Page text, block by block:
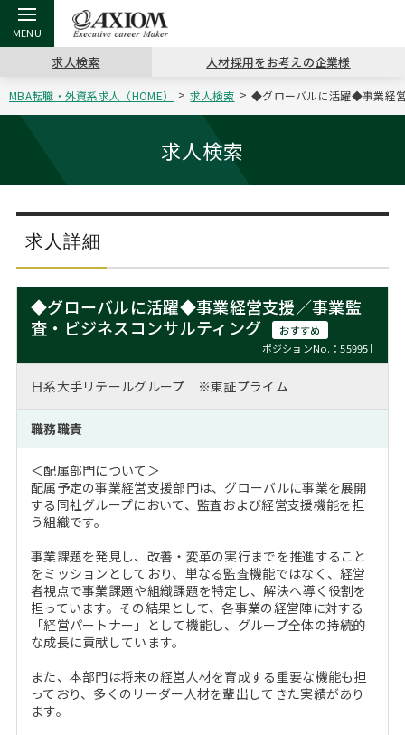
戻る
アクシアムの特長
戻る
コンサ
サービス案内
戻る
キャリ
コンサルタントの紹介
戻る
キャリア支援 TOP
キャリアデザイン講座
（最新求人市場動向）
戻る
MBAの
ステージ別アドバイス
MBAの転職事例
MBA留学生数の推移
戻る
日本か
インターン受入企業一覧
MBAを生かす求人特集
年齢と年収の相関図
戻る
転職ツール TOP
英文レジュメの書き方
戻る
パワー
職務経歴書の書き方
よくある面接Q&A集
戻る
転職コラム TOP
“展”職相談室
転職市場の明日をよめ
転職成功への4つの鍵
注目企業インタビュー
戻る
イベント・セミナー TOP
ジョブフェア
キャリアデザインセミナー
キャリアフォーラム
Career Talk Live
MBA NETWORKING
戻る
会社概要 TOP
沿革
主なクライアント
採用情報
ニュースリリース
求人検索 人材採用をお考えの企業様
MBA転職・外資系求人（HOME） 求人検索 ◆グローバルに活躍◆事業経
求人検索
求人詳細
◆グローバルに活躍◆事業経営支援／事業監
査・ビジネスコンサルティング
おすすめ
［ポジションNo.：55995］
日系大手リテールグループ ※東証プライム
職務職責
＜配属部門について＞
配属予定の事業経営支援部門は、グローバルに事業を展開
する同社グループにおいて、監査および経営支援機能を担
う組織です。
事業課題を発見し、改善・変革の実行までを推進すること
をミッションとしており、単なる監査機能ではなく、経営
者視点で事業課題や組織課題を特定し、解決へ導く役割を
担っています。その結果として、各事業の経営陣に対する
「経営パートナー」として機能し、グループ全体の持続的
な成長に貢献しています。
また、本部門は将来の経営人材を育成する重要な機能も担
っており、多くのリーダー人材を輩出してきた実績があり
ます。